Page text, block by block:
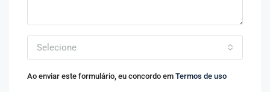
Selecione
Ao enviar este formulário, eu concordo em Termos de uso